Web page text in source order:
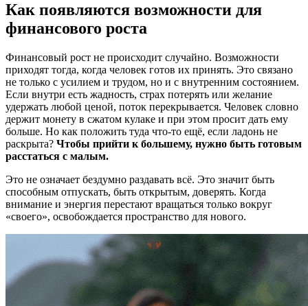
Как появляются возможности для
финансового роста
Финансовый рост не происходит случайно. Возможности
приходят тогда, когда человек готов их принять. Это связано
не только с усилием и трудом, но и с внутренним состоянием.
Если внутри есть жадность, страх потерять или желание
удержать любой ценой, поток перекрывается. Человек словно
держит монету в сжатом кулаке и при этом просит дать ему
больше. Но как положить туда что-то ещё, если ладонь не
раскрыта? Чтобы прийти к большему, нужно быть готовым
расстаться с малым.
Это не означает бездумно раздавать всё. Это значит быть
способным отпускать, быть открытым, доверять. Когда
внимание и энергия перестают вращаться только вокруг
«своего», освобождается пространство для нового.